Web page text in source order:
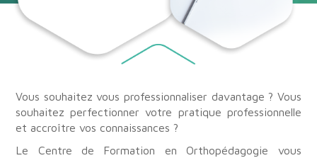
Vous souhaitez vous professionnaliser davantage ? Vous
souhaitez perfectionner votre pratique professionnelle
et accroître vos connaissances ?
Le Centre de Formation en Orthopédagogie vous